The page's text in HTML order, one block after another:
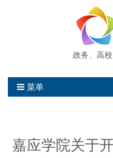
政务、高
信和网站维护中心 高校网
菜单
嘉应学院关于